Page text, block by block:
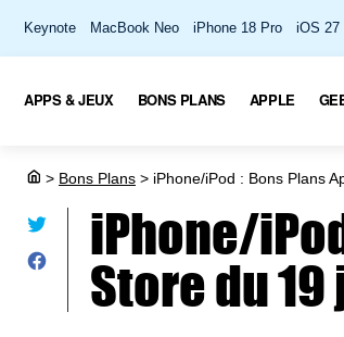
Keynote MacBook Neo iPhone 18 Pro iOS 27
APPS & JEUX BONS PLANS APPLE
> Bons Plans > iPhone/iPod : Bons Plans
iPhone/
Store du